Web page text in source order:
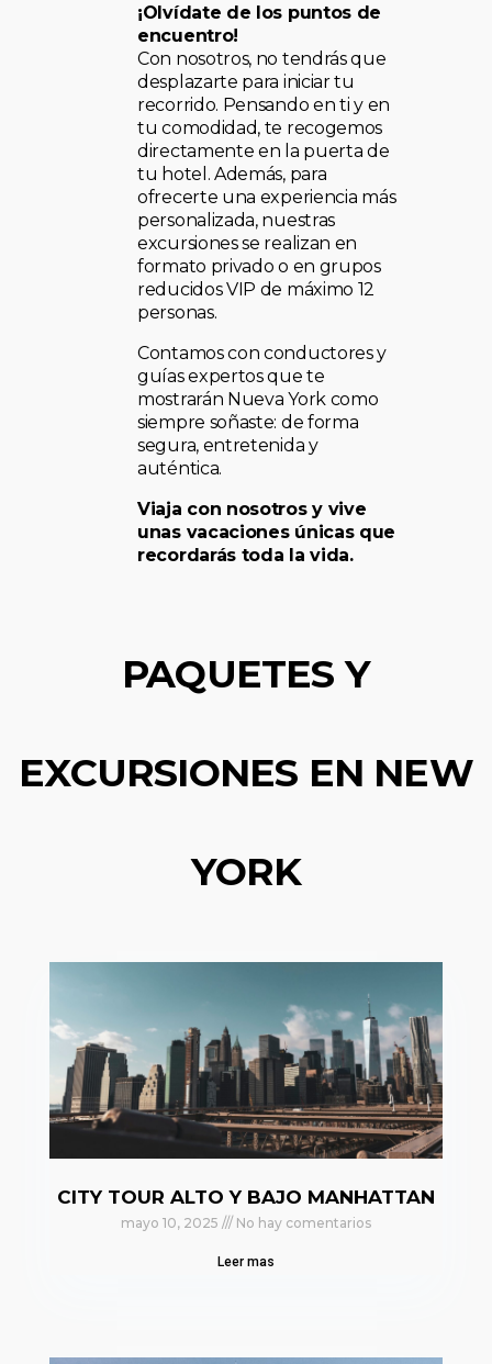
¡Olvídate de los puntos de
encuentro!
Con nosotros, no tendrás que
desplazarte para iniciar tu
recorrido. Pensando en ti y en
tu comodidad, te recogemos
directamente en la puerta de
tu hotel. Además, para
ofrecerte una experiencia más
personalizada, nuestras
excursiones se realizan en
formato privado o en grupos
reducidos VIP de máximo 12
personas.
Contamos con conductores y
guías expertos que te
mostrarán Nueva York como
siempre soñaste: de forma
segura, entretenida y
auténtica.
Viaja con nosotros y vive
unas vacaciones únicas que
recordarás toda la vida.
PAQUETES Y
EXCURSIONES EN NEW
YORK
CITY TOUR ALTO Y BAJO MANHATTAN
mayo 10, 2025 No hay comentarios
Leer mas